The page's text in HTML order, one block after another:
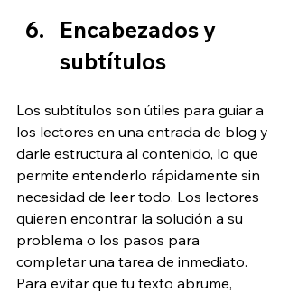
Encabezados y
subtítulos
Los subtítulos son útiles para guiar a
los lectores en una entrada de blog y
darle estructura al contenido, lo que
permite entenderlo rápidamente sin
necesidad de leer todo. Los lectores
quieren encontrar la solución a su
problema o los pasos para
completar una tarea de inmediato.
Para evitar que tu texto abrume,